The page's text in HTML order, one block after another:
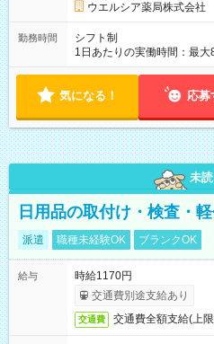
ウエルシア薬局株式会社
勤務時間
シフト制
1日あたりの実働時間：最
曜日応相談
気になる！ 応募
未読
日用品の取付け・検査・軽
派遣 職種未経験OK ブランクOK
給与
時給1170円
交通費別途支給あり
交通費 交通費全額支給(上